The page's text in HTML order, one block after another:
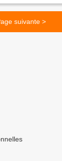
suivante >